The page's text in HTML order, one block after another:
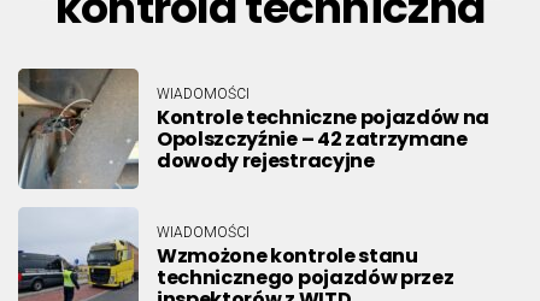
WIADOMOŚCI
Kontrole techniczne pojazdów na
Opolszczyźnie – 42 zatrzymane
dowody rejestracyjne
WIADOMOŚCI
Wzmożone kontrole stanu
technicznego pojazdów przez